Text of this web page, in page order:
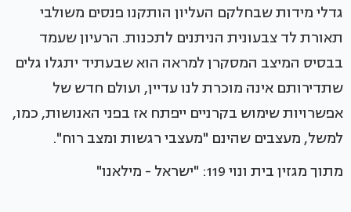
גדלי מידות שבחלקם העליון הותקנו פנסים משולבי
תאורת לד צבעונית הניתנים לתכנות. הרעיון שעמד
בבסיס המיצב המסקרן למראה הוא שבעתיד יתגלו גלים
שתדירותם אינה מוכרת לנו עדיין, ועולם חדש של
אפשרויות שימוש בקרניים ייפתח אז בפני האנושות, כמו,
למשל, מעצבים שהינם "מעצבי רגשות ומצב רוח".
מתוך מגזין בית ונוי 119: "ישראל - מילאנו"